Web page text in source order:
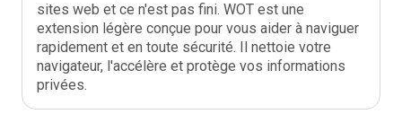
sites web et ce n'est pas fini. WOT est une
extension légère conçue pour vous aider à naviguer
rapidement et en toute sécurité. Il nettoie votre
navigateur, l'accélère et protège vos informations
privées.